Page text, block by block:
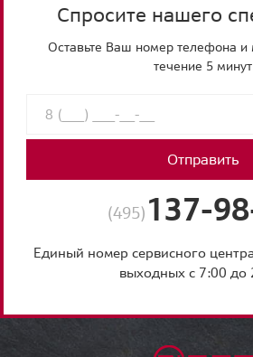
Спросите нашего
Оставьте Ваш номер телефона
течение 5 минут
Отправить
(495) 137-
Единый номер сервисного
выходных с 7:00 до